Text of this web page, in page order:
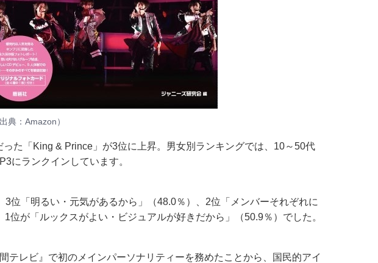
典： Amazon）
た「King & Prince」が3位に上昇。男女別ランキングでは、10～50代
にランクインしています。
3位「明るい・元気があるから」（48.0％）、2位「メンバーそれぞれに
位が「ルックスがよい・ビジュアルが好きだから」（50.9％）でした。
テレビ』で初のメインパーソナリティーを務めたことから、国民的アイ